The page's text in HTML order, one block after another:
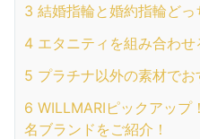
3 結婚指輪と婚約指輪どっ
4 エタニティを組み合わ
5 プラチナ以外の素材でお
6 WILLMARIピックアップ
名ブランドをご紹介！